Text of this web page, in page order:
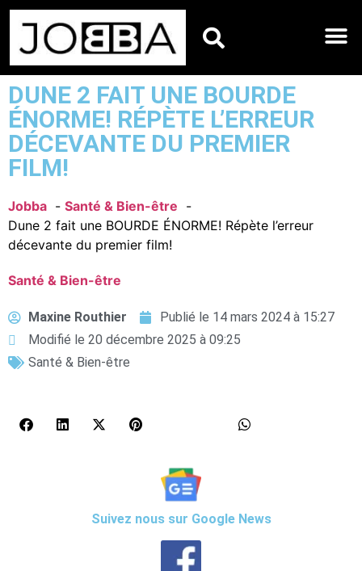
DUNE 2 FAIT UNE BOURDE
ÉNORME! RÉPÈTE L’ERREUR
DÉCEVANTE DU PREMIER
FILM!
Jobba
Santé & Bien-être
Dune 2 fait une BOURDE ÉNORME! Répète l’erreur
décevante du premier film!
Santé & Bien-être
Maxine Routhier Publié le 14 mars 2024 à 15:27
Modifié le 20 décembre 2025 à 09:25
Santé & Bien-être
Suivez nous sur Google News